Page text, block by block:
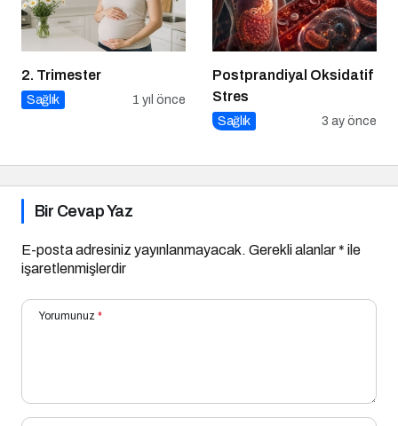
2. Trimester
Sağlık 1 yıl önce
Postprandiyal Oksidatif
Stres
Sağlık 3 ay önce
Bir Cevap Yaz
E-posta adresiniz yayınlanmayacak. Gerekli alanlar* ile
işaretlenmişlerdir
Yorumunuz *